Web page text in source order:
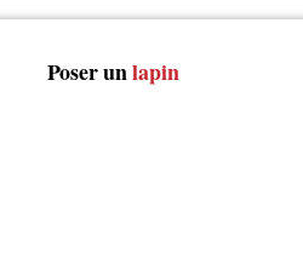
Poser unlapin